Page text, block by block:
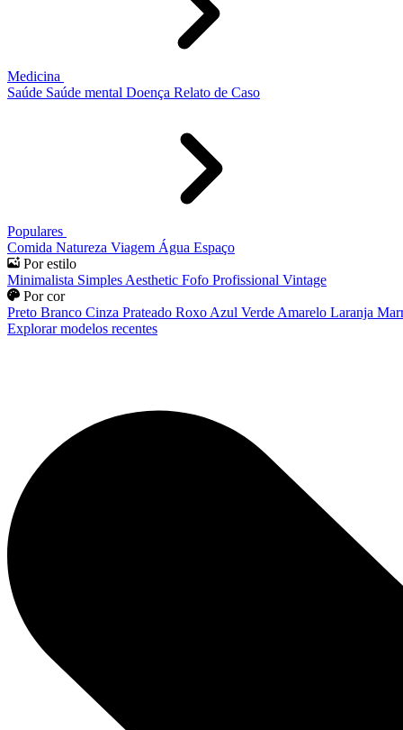
Medicina
Saúde Saúde mental Doença Relato de Caso
Populares
Comida Natureza Viagem Água Espaço
Por estilo
Minimalista Simples Aesthetic Fofo Profissional Vintage
Por cor
Preto Branco Cinza Prateado Roxo Azul Verde Amarelo Laranja
Explorar modelos recentes